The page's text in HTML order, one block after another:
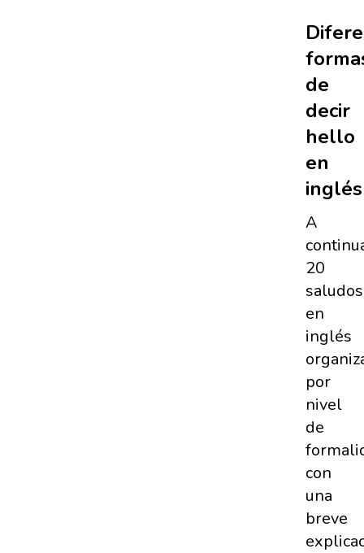
de
decir
hello
en
inglés
A
20
saludos
en
inglés
por
nivel
de
con
una
breve